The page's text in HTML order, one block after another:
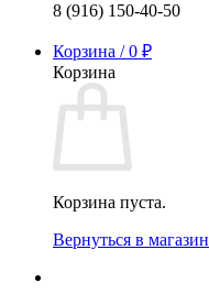
8 (916) 150-40-50
Корзина /0 ₽
Корзина
Корзина пуста.
Вернуться в магазин